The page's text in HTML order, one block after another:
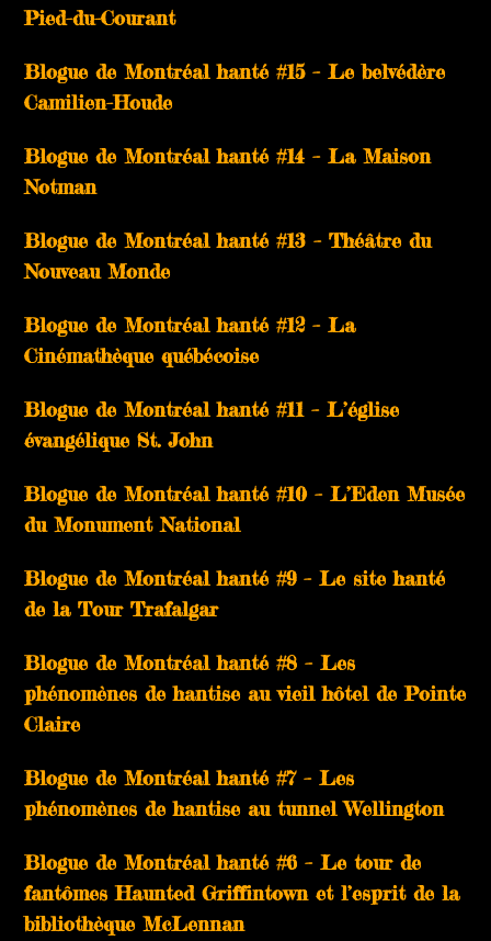
Pied-du-Courant
Blogue de Montréal hanté #15 – Le belvédère
Camilien-Houde
Blogue de Montréal hanté #14 – La Maison
Notman
Blogue de Montréal hanté #13 – Théâtre du
Nouveau Monde
Blogue de Montréal hanté #12 – La
Cinémathèque québécoise
Blogue de Montréal hanté #11 – L’église
évangélique St. John
Blogue de Montréal hanté #10 – L’Eden Musée
du Monument National
Blogue de Montréal hanté #9 – Le site hanté
de la Tour Trafalgar
Blogue de Montréal hanté #8 – Les
phénomènes de hantise au vieil hôtel de Pointe
Claire
Blogue de Montréal hanté #7 – Les
phénomènes de hantise au tunnel Wellington
Blogue de Montréal hanté #6 – Le tour de
fantômes Haunted Griffintown et l’esprit de la
bibliothèque McLennan